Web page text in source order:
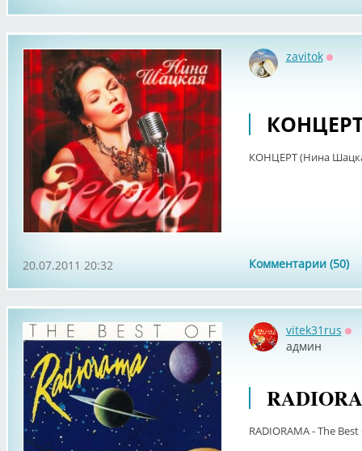
zavitok
КОНЦЕРТ (Нина
Комментарии (50)
20.07.2011 20:32
vitek31rus
админ
RADIORAMA - The Best